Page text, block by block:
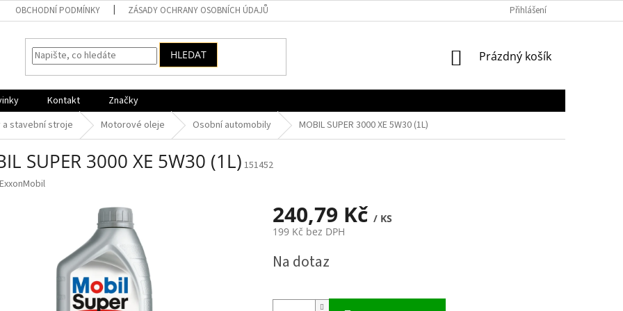
OBCHODNÍ PODMÍNKY ZÁSADY OCHRANY OSOBNÍCH ÚDAJŮ Přihlášení
HLEDAT
NÁKUPNÍ
Prázdný košík
Kontakt
Značky
stavební stroje
Motorové oleje Osobní automobily MOBIL SUPER 3000 XE 5W30 (1L)
SUPER 3000 XE 5W30 (1L) 151452
ExxonMobil
240,79 Kč / KS
199 Kč bez DPH
cena:
Na dotaz